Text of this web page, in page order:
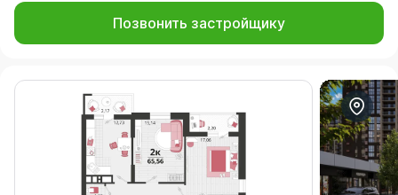
Позвонить застройщику